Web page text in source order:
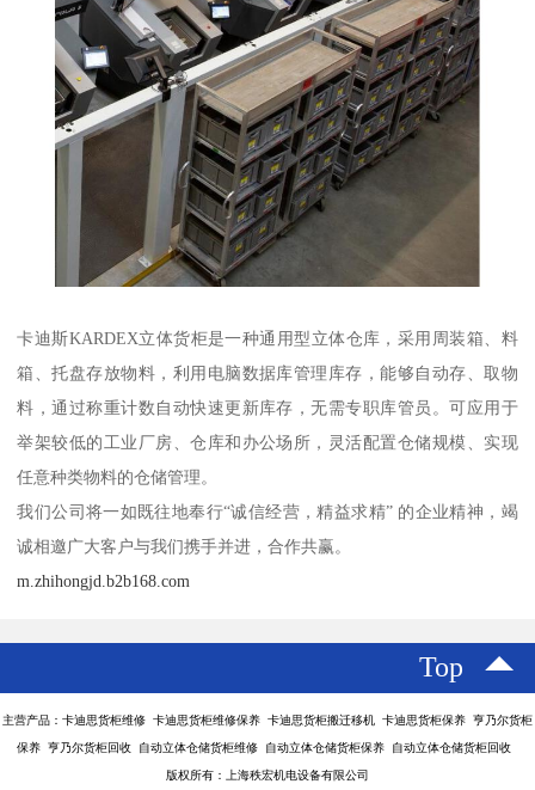
卡迪斯KARDEX立体货柜是一种通用型立体仓库，采用周装箱、料
箱、托盘存放物料，利用电脑数据库管理库存，能够自动存、取物
料，通过称重计数自动快速更新库存，无需专职库管员。可应用于
举架较低的工业厂房、仓库和办公场所，灵活配置仓储规模、实现
任意种类物料的仓储管理。
我们公司将一如既往地奉行“诚信经营，精益求精” 的企业精神，竭
诚相邀广大客户与我们携手并进，合作共赢。
m.zhihongjd.b2b168.com
Top
主营产品：卡迪思货柜维修 卡迪思货柜维修保养 卡迪思货柜搬迁移机 卡迪思货柜保养 亨乃尔货柜
保养 亨乃尔货柜回收 自动立体仓储货柜维修 自动立体仓储货柜保养 自动立体仓储货柜回收
版权所有：上海秩宏机电设备有限公司